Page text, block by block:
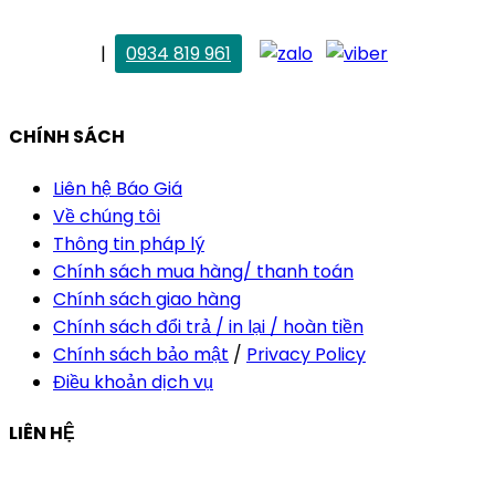
|
0934 819 961
CHÍNH SÁCH
Liên hệ Báo Giá
Về chúng tôi
Thông tin pháp lý
Chính sách mua hàng/ thanh toán
Chính sách giao hàng
Chính sách đổi trả / in lại / hoàn tiền
Chính sách bảo mật / Privacy Policy
Điều khoản dịch vụ
LIÊN HỆ